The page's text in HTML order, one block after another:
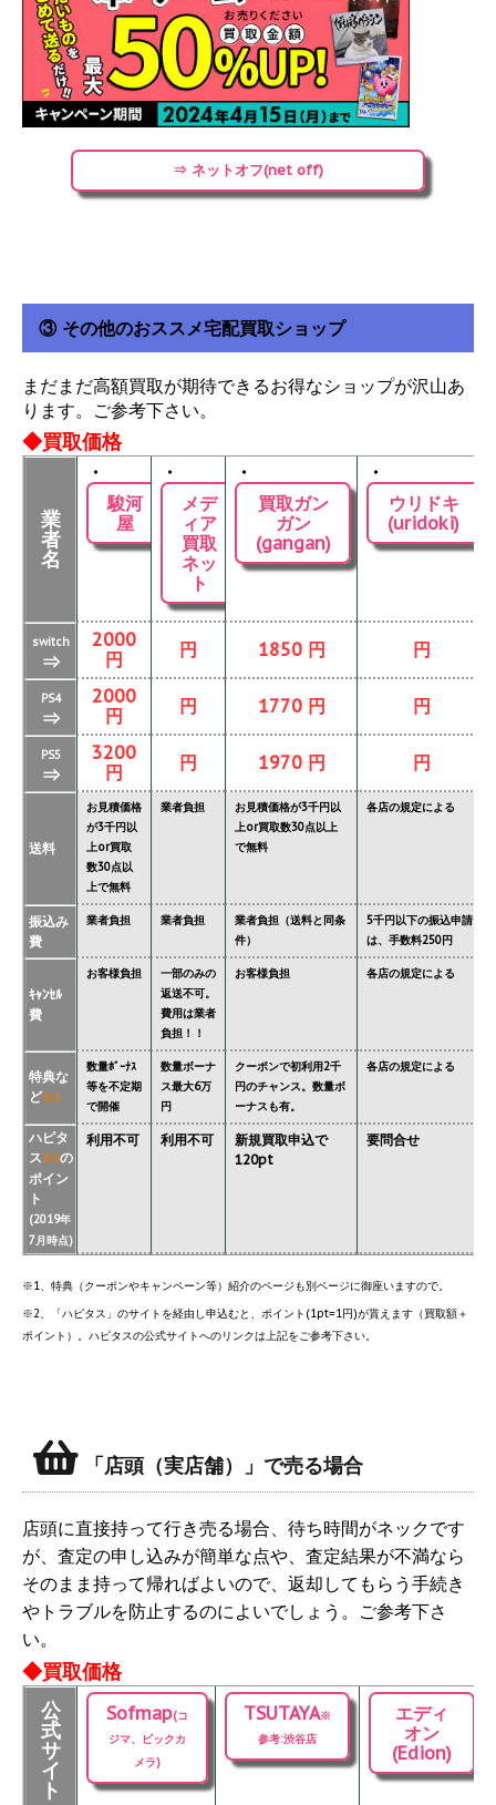
⇒ ネットオフ(net off)
③ その他のおススメ宅配買取ショップ
まだまだ高額買取が期待できるお得なショップが沢山あ
ります。ご参考下さい。
◆買取価格
業
者
名
・
駿河
屋
・
メデ
ィア
買取
ネッ
ト
・
買取ガン
ガン
(gangan)
・
ウリドキ
(uridoki)
switch
⇒
2000
円
円 1850 円 円
PS4
⇒
2000
円
円 1770 円 円
PS5
⇒
3200
円
円 1970 円 円
送料
お見積価格
が3千円以
上or買取
数30点以
上で無料
業者負担
お見積価格が3千円以
上or買取数30点以上
で無料
各店の規定による
振込み
費
業者負担 業者負担
業者負担（送料と同条
件）
5千円以下の振込申請
は、手数料250円
ｷｬﾝｾﾙ
費
お客様負担
一部のみの
返送不可。
費用は業者
負担！！
お客様負担 各店の規定による
特典な
ど※1
数量ﾎﾞｰﾅｽ
等を不定期
で開催
数量ボーナ
ス最大6万
円
クーポンで初利用2千
円のチャンス。数量ボ
ーナスも有。
各店の規定による
ハピタ
ス※2の
ポイン
ト
(2019年
7月時点)
利用不可 利用不可
新規買取申込で
120pt
要問合せ
※1、特典（クーポンやキャンペーン等）紹介のページも別ページに御座いますので。
※2、「ハピタス」のサイトを経由し申込むと、ポイント(1pt=1円)が貰えます（買取額＋
ポイント）。ハピタスの公式サイトへのリンクは上記をご参考下さい。
「店頭（実店舗）」で売る場合
店頭に直接持って行き売る場合、待ち時間がネックです
が、査定の申し込みが簡単な点や、査定結果が不満なら
そのまま持って帰ればよいので、返却してもらう手続き
やトラブルを防止するのによいでしょう。ご参考下さ
い。
◆買取価格
公
式
サ
イ
ト
Sofmap(コ
ジマ、ビックカ
メラ)
TSUTAYA※
参考:渋谷店
エディ
オン
(Edion)